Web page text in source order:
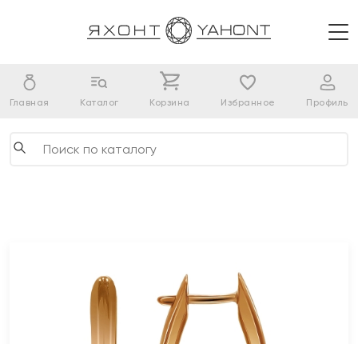
Главная Каталог Корзина Избранное Профиль